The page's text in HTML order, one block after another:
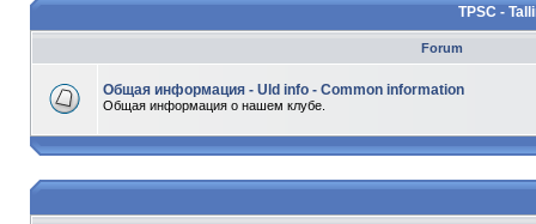
TPSC -
Forum
Общая информация - Uld info - Common information
Общая информация о нашем клубе.